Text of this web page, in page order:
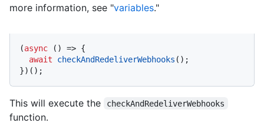
more information, see "variables."
(async () => {
await
checkAndRedeliverWebhooks ();
})();
This will execute the checkAndRedeliverWebhooks
function.